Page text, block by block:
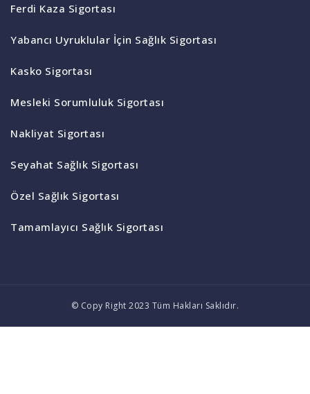
Ferdi Kaza Sigortası
Yabancı Uyruklular İçin Sağlık Sigortası
Kasko Sigortası
Mesleki Sorumluluk Sigortası
Nakliyat Sigortası
Seyahat Sağlık Sigortası
Özel Sağlık Sigortası
Tamamlayıcı Sağlık Sigortası
© Copy Right 2023 Tüm Hakları Saklıdır.